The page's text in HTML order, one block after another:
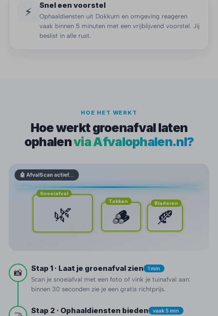
⚡ Snel een voorstel
Ophaaldiensten uit Dokkum en omgeving reageren
vaak binnen 5 minuten met een vrijblijvend voorstel. Jij
beslist in alle rust.
HOE HET WERKT
Hoe werkt groenafval laten
ophalenvia Afvalophalen.nl?
🤖 AfvalScan actief…
Snoeiafval
🌿
Takken
🪵
Bladeren
🍂
📸 Stap 1 · Laat je groenafval zien 1 min
Scan je snoeiafval met een foto of vink je tuinafval aan:
binnen 30 seconden zie je een gratis richtprijs.
Stap 2 · Ophaaldiensten bieden vaak 5 min